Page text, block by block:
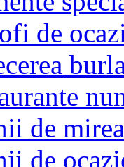
de
de
de